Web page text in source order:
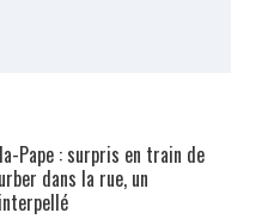
Pape : surpris en train de
dans la rue, un